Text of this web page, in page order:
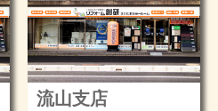
流山支店